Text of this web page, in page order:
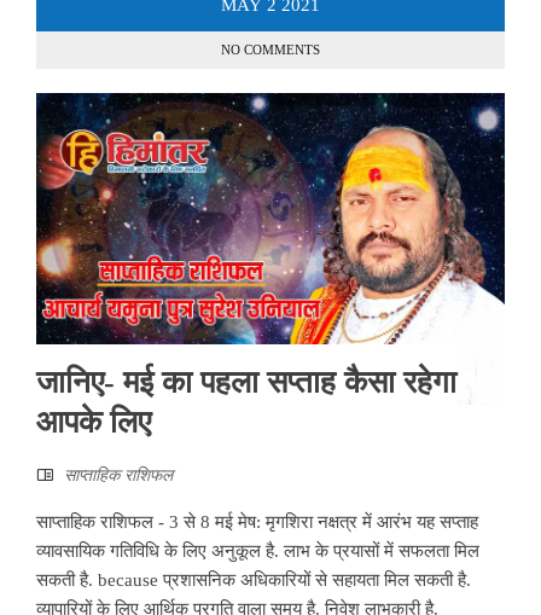
MAY 2 2021
NO COMMENTS
जानिए- मई का पहला सप्ताह कैसा रहेगा
आपके लिए
साप्ताहिक राशिफल
साप्ताहिक राशिफल - 3 से 8 मई मेष: मृगशिरा नक्षत्र में आरंभ यह सप्ताह
व्यावसायिक गतिविधि के लिए अनुकूल है. लाभ के प्रयासों में सफलता मिल
सकती है. because प्रशासनिक अधिकारियों से सहायता मिल सकती है.
व्यापारियों के लिए आर्थिक प्रगति वाला समय है. निवेश लाभकारी है.